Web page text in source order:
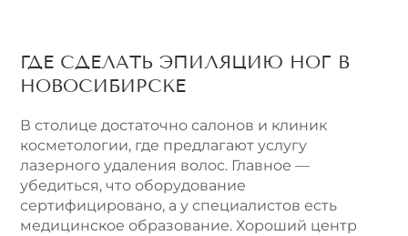
ГДЕ СДЕЛАТЬ ЭПИЛЯЦИЮ НОГ В
НОВОСИБИРСКЕ
В столице достаточно салонов и клиник
косметологии, где предлагают услугу
лазерного удаления волос. Главное —
убедиться, что оборудование
сертифицировано, а у специалистов есть
медицинское образование. Хороший центр